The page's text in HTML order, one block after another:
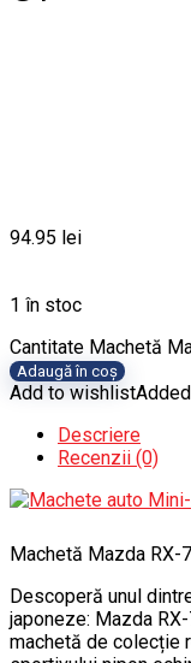
94.95 lei
1 în stoc
Cantitate Machetă
Adaugă în coș
Add to wishlist
Descriere
Recenzii (0)
Machetă Mazda RX-
Descoperă unul
japoneze: Mazda
machetă de colecție